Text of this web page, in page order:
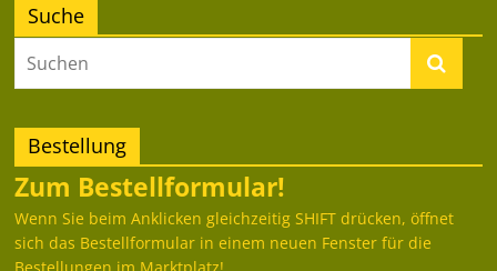
Suche
Bestellung
Zum Bestellformular!
Wenn Sie beim Anklicken gleichzeitig SHIFT drücken, öffnet
sich das Bestellformular in einem neuen Fenster für die
Bestellungen im Marktplatz!